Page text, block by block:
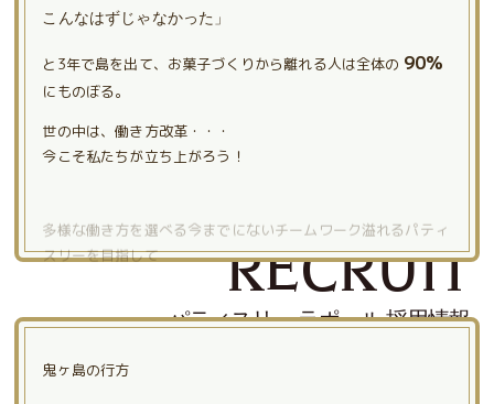
RECRUIT
パティスリー ラポール 採用情報
こんなはずじゃなかった」
と3年で島を出て、お菓子づくりから離れる人は全体の 90%
にものぼる。
世の中は、働き方改革・・・
今こそ私たちが立ち上がろう！
スリーを目指して
鬼ヶ島の行方